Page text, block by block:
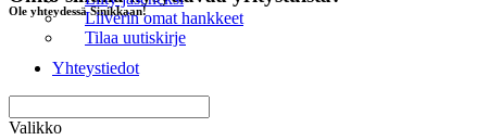
Liiverin omat hankkeet
Tilaa uutiskirje
Yhteystiedot
Valikko
Ole yhteydessä Sinikkaan!